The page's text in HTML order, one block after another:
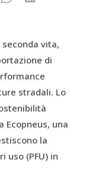
vita,
di
stradali. Lo
Ecopneus, una
la
uso (PFU) in